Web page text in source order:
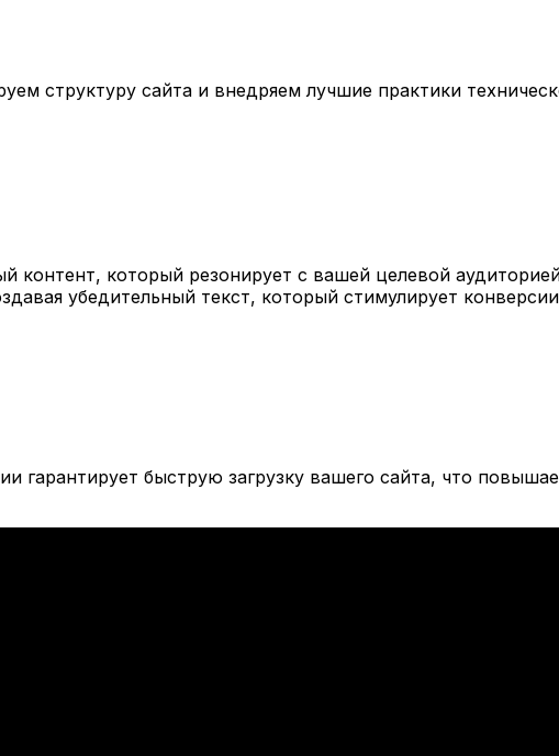
структуру сайта и внедряем лучшие практики
который резонирует с вашей целевой
убедительный текст, который стимулирует
быструю загрузку вашего сайта, что